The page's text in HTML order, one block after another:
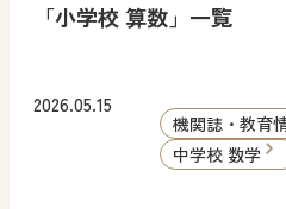
「小学校 算数」一覧
2026.05.15
機関誌・教育
中学校 数学